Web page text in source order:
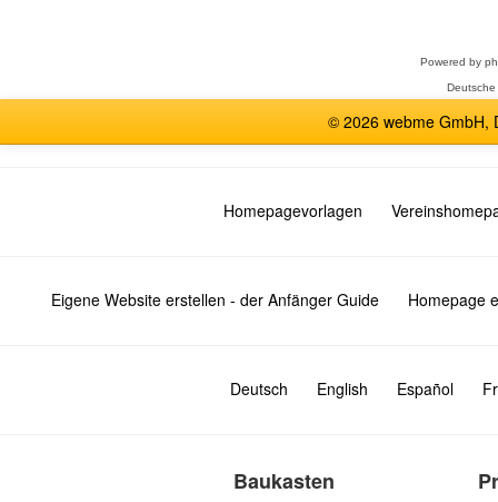
Powered by
© 2026 webme GmbH,
Homepagevorlagen
Eigene Website erstellen - der Anfänger Guide Homepage
Deutsch English Español
Baukasten